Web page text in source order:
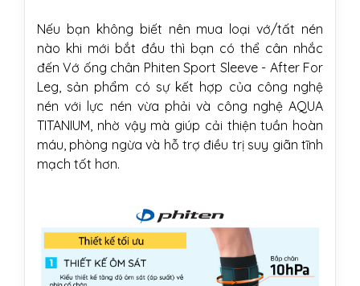
Nếu bạn không biết nên mua loại vớ/tất nén
nào khi mới bắt đầu thì bạn có thể cân nhắc
đến Vớ ống chân Phiten Sport Sleeve - After For
Leg, sản phẩm có sự kết hợp của công nghệ
nén với lực nén vừa phải và công nghệ AQUA
TITANIUM, nhờ vậy mà giúp cải thiện tuần hoàn
máu, phòng ngừa và hỗ trợ điều trị suy giãn tĩnh
mạch tốt hơn.